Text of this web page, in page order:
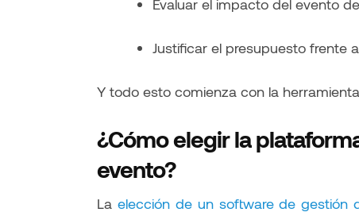
Evaluar el impacto del evento
Justificar el presupuesto frente
Y todo esto comienza con la
¿Cómo elegir la
evento?
La elección de un software de gestión